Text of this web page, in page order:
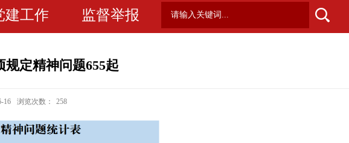
建工作 监督举报
规定精神问题655起
16 浏览次数： 258